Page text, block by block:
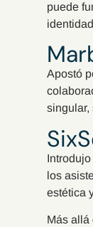
puede
Apostó
singular,
los
estética
Más allá